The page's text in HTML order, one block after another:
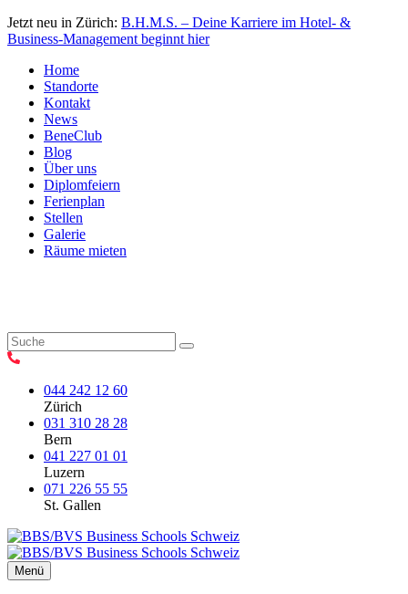
Jetzt neu in Zürich: B.H.M.S. – Deine Karriere im Hotel- &
Business-Management beginnt hier
Home
Standorte
Kontakt
News
BeneClub
Blog
Über uns
Diplomfeiern
Ferienplan
Stellen
Galerie
Räume mieten
044 242 12 60
Zürich
031 310 28 28
Bern
041 227 01 01
Luzern
071 226 55 55
St. Gallen
Menü